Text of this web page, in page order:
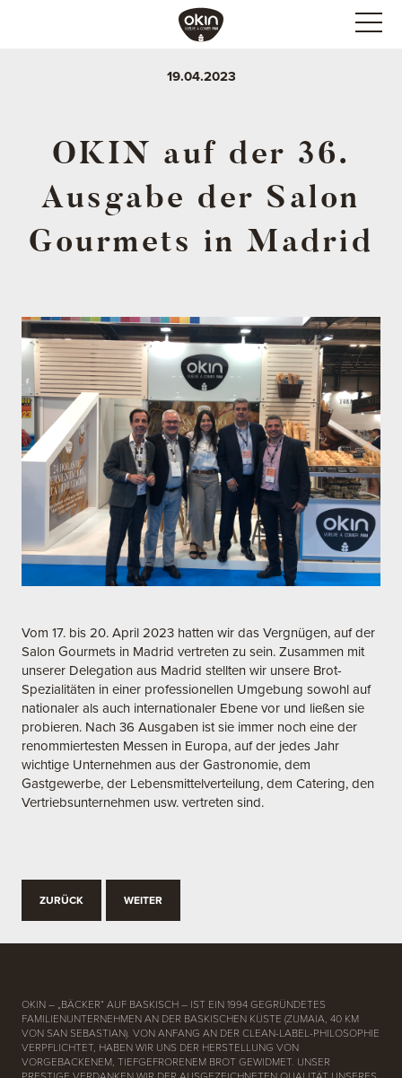
19.04.2023
OKIN auf der 36.
Ausgabe der Salon
Gourmets in Madrid
Vom 17. bis 20. April 2023 hatten wir das Vergnügen, auf der
Salon Gourmets in Madrid vertreten zu sein. Zusammen mit
unserer Delegation aus Madrid stellten wir unsere Brot-
Spezialitäten in einer professionellen Umgebung sowohl auf
nationaler als auch internationaler Ebene vor und ließen sie
probieren. Nach 36 Ausgaben ist sie immer noch eine der
renommiertesten Messen in Europa, auf der jedes Jahr
wichtige Unternehmen aus der Gastronomie, dem
Gastgewerbe, der Lebensmittelverteilung, dem Catering, den
Vertriebsunternehmen usw. vertreten sind.
ZURÜCK WEITER
OKIN – „BÄCKER“ AUF BASKISCH – IST EIN 1994 GEGRÜNDETES
FAMILIENUNTERNEHMEN AN DER BASKISCHEN KÜSTE (ZUMAIA, 40 KM
VON SAN SEBASTIAN). VON ANFANG AN DER CLEAN-LABEL-PHILOSOPHIE
VERPFLICHTET, HABEN WIR UNS DER HERSTELLUNG VON
VORGEBACKENEM, TIEFGEFRORENEM BROT GEWIDMET. UNSER